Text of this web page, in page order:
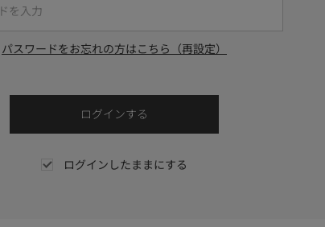
パスワードをお忘れの方はこちら（再設定）
ログインしたままにする